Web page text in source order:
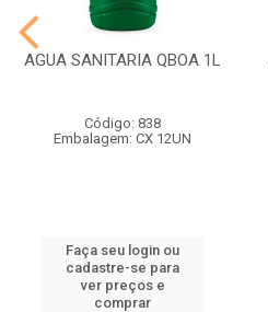
AGUA SANITARIA QBOA 1L
Código: 838
Embalagem: CX 12UN
Faça seu login ou
cadastre-se para
ver preços e
comprar